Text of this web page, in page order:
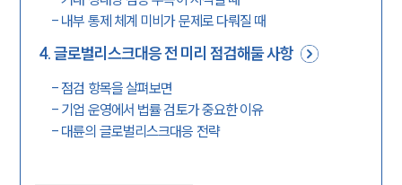
- 내부 통제 체계 미비가 문제로 다뤄질 때
4.글로벌리스크대응 전 미리 점검해둘 사항
- 점검 항목을 살펴보면
- 기업 운영에서 법률 검토가 중요한 이유
- 대륜의 글로벌리스크대응 전략